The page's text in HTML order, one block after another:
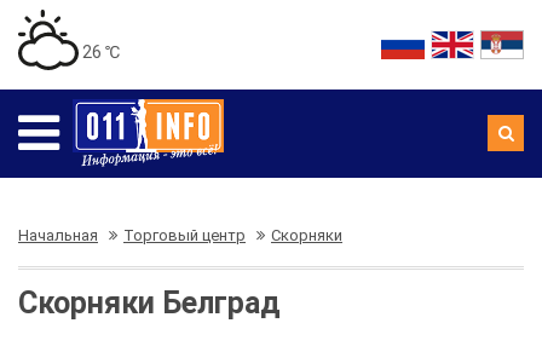
26 ℃
Начальная Торговый центр Скорняки
Скорняки Белград